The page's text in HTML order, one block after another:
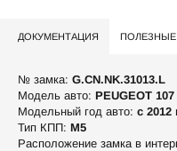
ДОКУМЕНТАЦИЯ
№ замка: G.CN.NK.31013.L
Модель авто: PEUGEOT 107
Модельный год авто: c 2012
Тип КПП: М5
Расположение замка в